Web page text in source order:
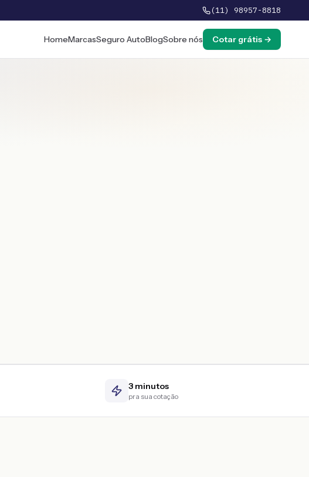
(11) 98957-8818
HomeMarcasSeguro AutoBlogSobre nós Cotar grátis →
3 minutos
pra sua cotação